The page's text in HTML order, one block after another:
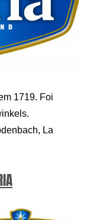
1719. Foi
La